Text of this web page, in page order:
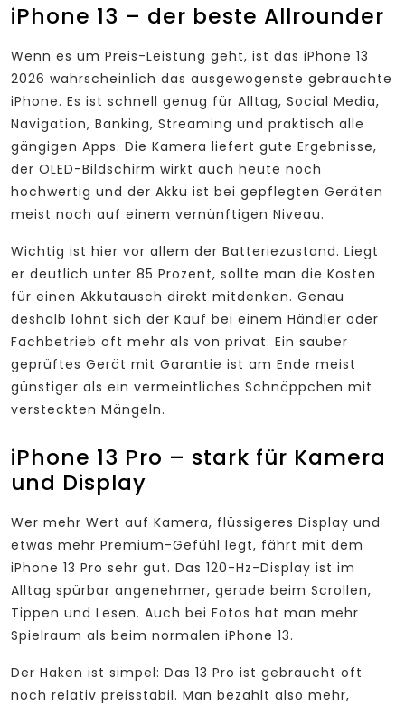
iPhone 13 – der beste Allrounder
Wenn es um Preis-Leistung geht, ist das iPhone 13
2026 wahrscheinlich das ausgewogenste gebrauchte
iPhone. Es ist schnell genug für Alltag, Social Media,
Navigation, Banking, Streaming und praktisch alle
gängigen Apps. Die Kamera liefert gute Ergebnisse,
der OLED-Bildschirm wirkt auch heute noch
hochwertig und der Akku ist bei gepflegten Geräten
meist noch auf einem vernünftigen Niveau.
Wichtig ist hier vor allem der Batteriezustand. Liegt
er deutlich unter 85 Prozent, sollte man die Kosten
für einen Akkutausch direkt mitdenken. Genau
deshalb lohnt sich der Kauf bei einem Händler oder
Fachbetrieb oft mehr als von privat. Ein sauber
geprüftes Gerät mit Garantie ist am Ende meist
günstiger als ein vermeintliches Schnäppchen mit
versteckten Mängeln.
iPhone 13 Pro – stark für Kamera
und Display
Wer mehr Wert auf Kamera, flüssigeres Display und
etwas mehr Premium-Gefühl legt, fährt mit dem
iPhone 13 Pro sehr gut. Das 120-Hz-Display ist im
Alltag spürbar angenehmer, gerade beim Scrollen,
Tippen und Lesen. Auch bei Fotos hat man mehr
Spielraum als beim normalen iPhone 13.
Der Haken ist simpel: Das 13 Pro ist gebraucht oft
noch relativ preisstabil. Man bezahlt also mehr,